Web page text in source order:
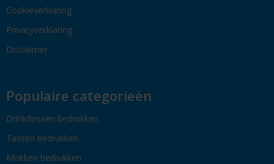
Cookieverklaring
Privacyverklaring
Disclaimer
Populaire categorieën
Drinkflessen bedrukken
Tassen bedrukken
Mokken bedrukken